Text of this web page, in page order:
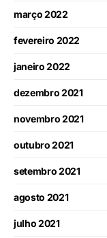
março 2022
fevereiro 2022
janeiro 2022
dezembro 2021
novembro 2021
outubro 2021
setembro 2021
agosto 2021
julho 2021